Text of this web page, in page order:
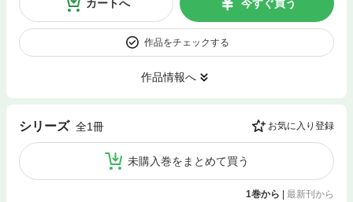
カートへ 今すぐ買う
作品をチェックする
作品情報へ
シリーズ 全1冊 お気に入り登録
未購入巻をまとめて買う
1巻から | 最新刊から